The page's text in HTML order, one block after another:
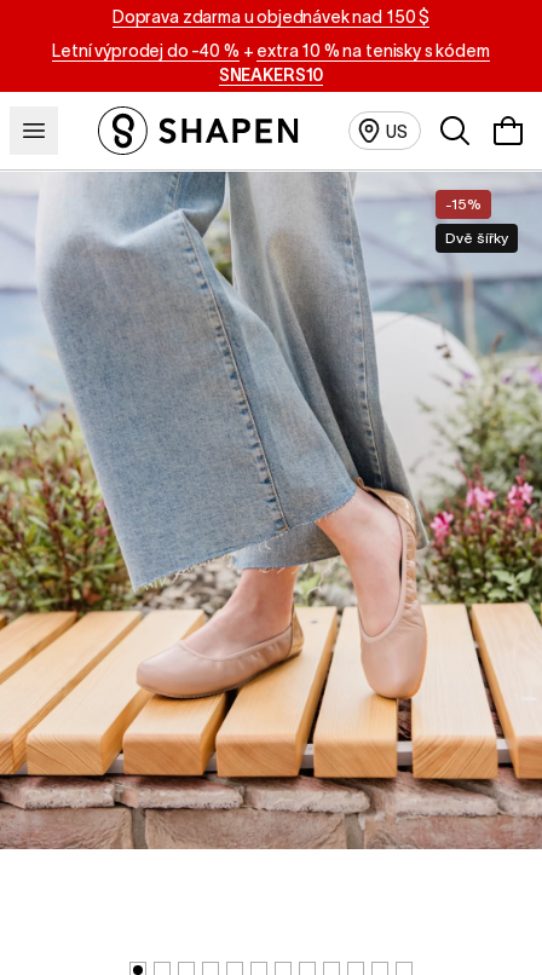
Doprava zdarma u objednávek nad 150 $
Letní výprodej do -40 % + extra 10 % na tenisky s kódem
SNEAKERS10
US
-15%
Dvě šířky